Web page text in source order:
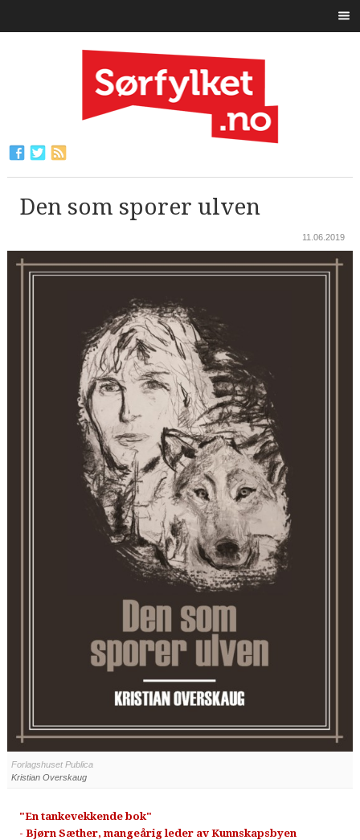
Den som sporer ulven
11.06.2019
Forlagshuset Publica
Kristian Overskaug
"En tankevekkende bok"
- Bjørn Sæther, mangeårig leder av Kunnskapsbyen